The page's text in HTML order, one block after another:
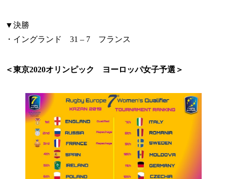
▼決勝
・イングランド 31 – 7 フランス
＜東京2020オリンピック ヨーロッパ女子予選＞